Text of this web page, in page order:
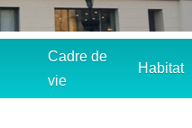
Cadre de
vie
Habitat